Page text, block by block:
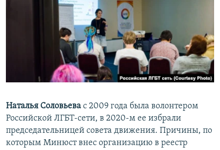
Наталья Соловьева с 2009 года была волонтером
Российской ЛГБТ-сети, в 2020-м ее избрали
председательницей совета движения. Причины, по
которым Минюст внес организацию в реестр